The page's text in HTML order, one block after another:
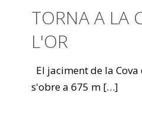
TORNA A LA
L'OR
El jaciment de la
s'obre a 675 m […]